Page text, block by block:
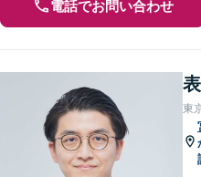
電話でお問い合わせ
東